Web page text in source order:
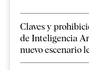
Claves y
de Inteligencia
nuevo escenario